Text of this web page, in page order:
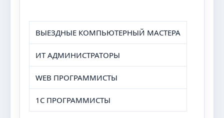
ВЫЕЗДНЫЕ КОМПЬЮТЕРНЫЙ МАСТЕРА
ИТ АДМИНИСТРАТОРЫ
WEB ПРОГРАММИСТЫ
1С ПРОГРАММИСТЫ